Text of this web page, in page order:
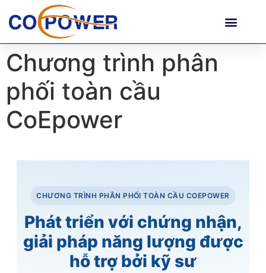
Chương trình phân
phối toàn cầu
CoEpower
CHƯƠNG TRÌNH PHÂN PHỐI TOÀN CẦU COEPOWER
Phát triển với chứng nhận,
giải pháp năng lượng được
hỗ trợ bởi kỹ sư